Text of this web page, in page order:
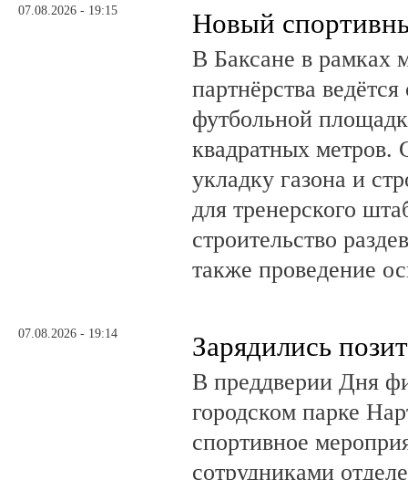
07.08.2026 - 19:15 Новый
В Баксане в рамках
партнёрства
футбольной
квадратных метров.
укладку газона и
для тренерского
строительство
также проведение
07.08.2026 - 19:14 Зарядились
В преддверии Дня
городском парке
спортивное
сотрудниками